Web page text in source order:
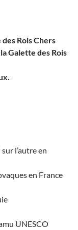
Rois Chers
Galette des Rois
l’autre en
en France
UNESCO